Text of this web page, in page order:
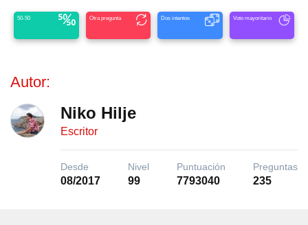
50-50 Otra pregunta Dos intentos Voto mayoritario
Autor:
Niko Hilje
Escritor
Desde
08/2017
Nivel
99
Puntuación
7793040
Preguntas
235